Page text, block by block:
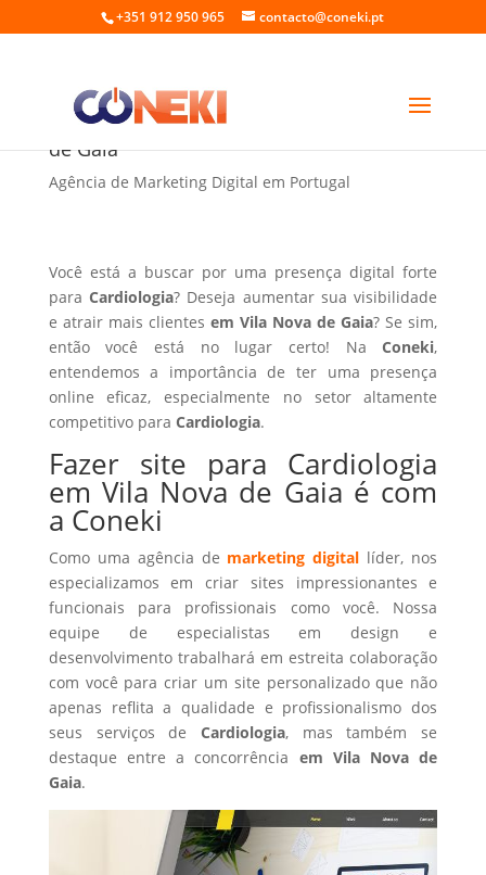
+351 912 950 965 contacto@coneki.pt
Fazer site para Cardiologia em Vila Nova
de Gaia
Agência de Marketing Digital em Portugal
Você está a buscar por uma presença digital forte
paraCardiologia? Deseja aumentar sua visibilidade
e atrair mais clientes em Vila Nova de Gaia? Se sim,
então você está no lugar certo! NaConeki,
entendemos a importância de ter uma presença
online eficaz, especialmente no setor altamente
competitivo para Cardiologia.
Fazer site para Cardiologia
em Vila Nova de Gaia é com
a Coneki
Como uma agência de marketing digital líder, nos
especializamos em criar sites impressionantes e
funcionais para profissionais como você. Nossa
equipe de especialistas em design e
desenvolvimento trabalhará em estreita colaboração
com você para criar um site personalizado que não
apenas reflita a qualidade e profissionalismo dos
seus serviços de Cardiologia, mas também se
destaque entre a concorrência em Vila Nova de
Gaia.